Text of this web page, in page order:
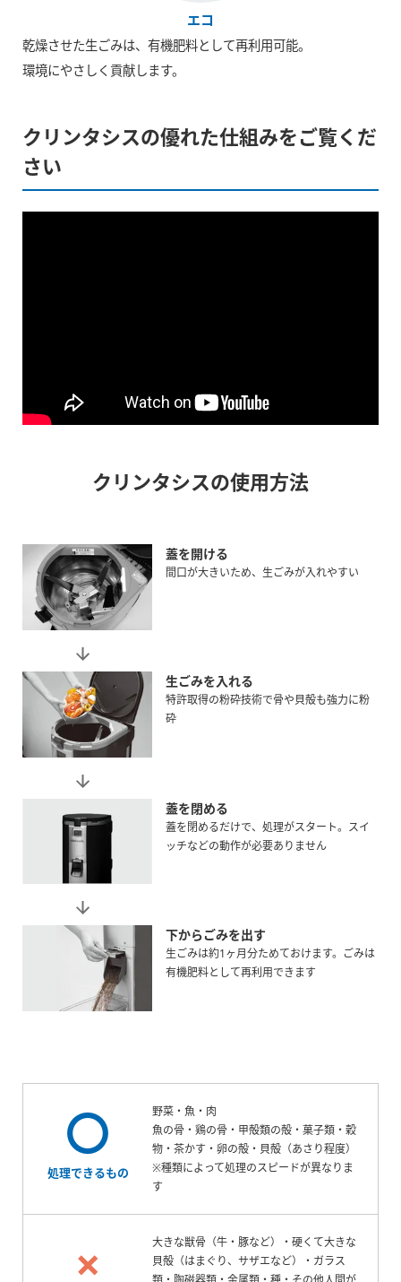
エコ
乾燥させた生ごみは、有機肥料として再利用可能。
環境にやさしく貢献します。
クリンタシスの優れた仕組みをご覧くだ
さい
クリンタシスの使用方法
蓋を開ける
間口が大きいため、生ごみが入れやすい
生ごみを入れる
特許取得の粉砕技術で骨や貝殻も強力に粉
砕
蓋を閉める
蓋を閉めるだけで、処理がスタート。スイ
ッチなどの動作が必要ありません
下からごみを出す
生ごみは約1ヶ月分ためておけます。ごみは
有機肥料として再利用できます
〇
処理できるもの
野菜・魚・肉
魚の骨・鶏の骨・甲殻類の殻・菓子類・穀
物・茶かす・卵の殻・貝殻（あさり程度）
※種類によって処理のスピードが異なりま
す
×
大きな獣骨（牛・豚など）・硬くて大きな
貝殻（はまぐり、サザエなど）・ガラス